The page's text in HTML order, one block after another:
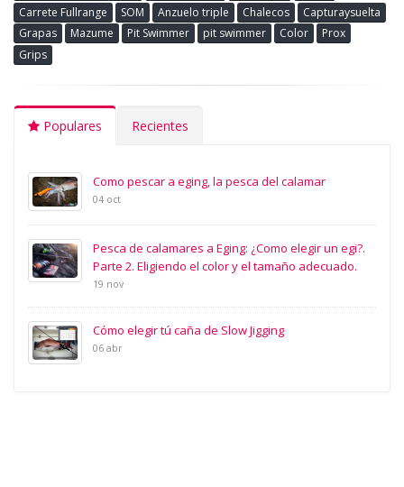
Carrete Fullrange
SOM Anzuelo triple Chalecos
Capturaysuelta
Grapas
Mazume Pit Swimmer pit swimmer Color
Prox
Grips
Populares Recientes
Como pescar a eging, la pesca del calamar
04 oct
Pesca de calamares a Eging: ¿Como elegir un egi?.
Parte 2. Eligiendo el color y el tamaño adecuado.
19 nov
Cómo elegir tú caña de Slow Jigging
06 abr